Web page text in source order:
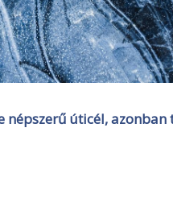
népszerű úticél,